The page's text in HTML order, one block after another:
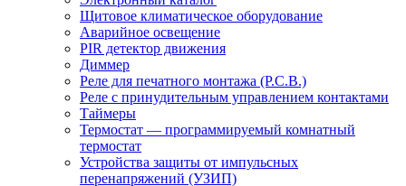
Щитовое климатическое оборудование
Аварийное освещение
PIR детектор движения
Диммер
Реле для печатного монтажа (P.C.B.)
Реле с принудительным управлением контактами
Таймеры
Термостат — программируемый комнатный
термостат
Устройства защиты от импульсных
перенапряжений (УЗИП)